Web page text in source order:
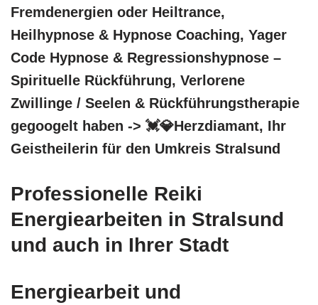
Fremdenergien oder Heiltrance,
Heilhypnose & Hypnose Coaching, Yager
Code Hypnose & Regressionshypnose –
Spirituelle Rückführung, Verlorene
Zwillinge / Seelen & Rückführungstherapie
gegoogelt haben -> 💓️💎Herzdiamant, Ihr
Geistheilerin für den Umkreis Stralsund
Professionelle Reiki
Energiearbeiten in Stralsund
und auch in Ihrer Stadt
Energiearbeit und